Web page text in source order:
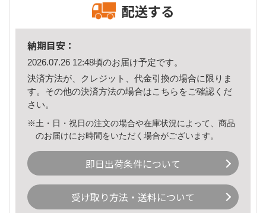
配送する
納期目安：
2026.07.26 12:48頃のお届け予定です。
決済方法が、クレジット、代金引換の場合に限りま
す。その他の決済方法の場合はこちら をご確認くだ
さい。
※土・日・祝日の注文の場合や在庫状況によって、商品
のお届けにお時間をいただく場合がございます。
即日出荷条件について
受け取り方法・送料について